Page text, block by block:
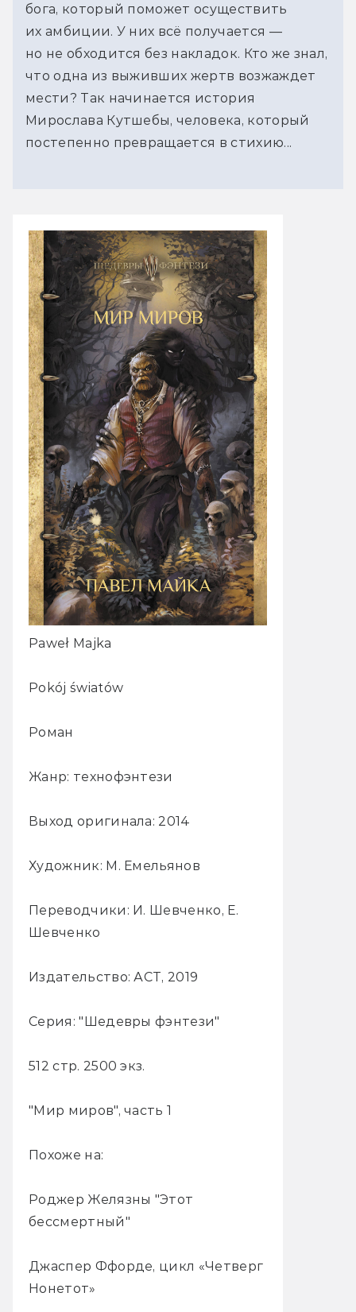
бога, который поможет осуществить
их амбиции. У них всё получается —
но не обходится без накладок. Кто же знал,
что одна из выживших жертв возжаждет
мести? Так начинается история
Мирослава Кутшебы, человека, который
постепенно превращается в стихию...
Paweł Majka
Pokój światów
Роман
Жанр: технофэнтези
Выход оригинала: 2014
Художник: М. Емельянов
Переводчики: И. Шевченко, Е.
Шевченко
Издательство: АСТ, 2019
Серия: "Шедевры фэнтези"
512 стр. 2500 экз.
"Мир миров", часть 1
Похоже на:
Роджер Желязны "Этот
бессмертный"
Джаспер Ффорде, цикл «Четверг
Нонетот»